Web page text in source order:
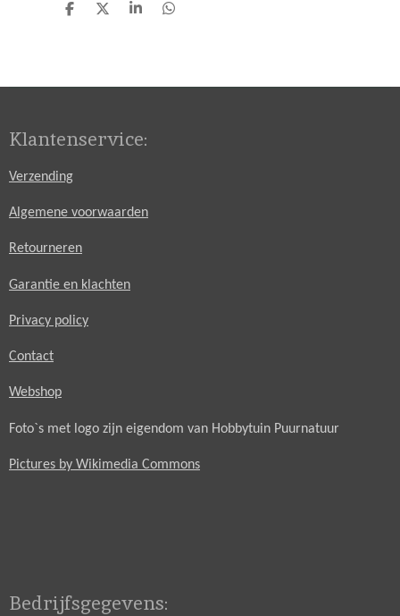
D
D
S
D
Klantenservice:
Verzending
Algemene voorwaarden
Retourneren
Garantie en klachten
Privacy policy
Contact
Webshop
Foto`s met logo zijn eigendom van Hobbytuin Puurnatuur
Pictures by Wikimedia Commons
Bedrijfsgegevens: